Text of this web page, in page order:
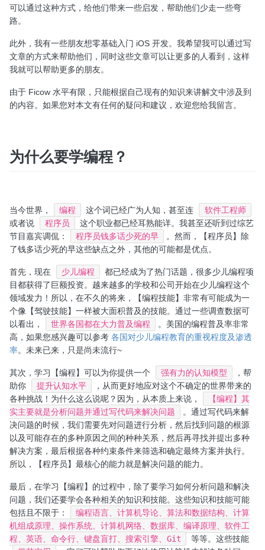
可以通过这种方式，给他们带来一些启发，帮助他们少走一些弯
路。
此外，我有一些朋友想零基础入门 iOS 开发。我希望我可以通过写
文章的方式来帮助他们，同时这些文章可以让更多的人看到，这样
我就可以帮助更多的朋友。
由于 Ficow 水平有限，只能根据自己现有的知识来讲解文中涉及到
的内容。如果您对本文有任何的疑问和建议，欢迎您给我留言。
为什么要学编程？
当今世界， 编程 这个词已经广为人知，甚至连
软件工程师
或者说
程序员
这个职业都已经耳熟能详。我甚至还听到过综艺
节目嘉宾调侃：
程序员钱多话少死的早
。然而，【程序员】除
了钱多话少死的早这些缺点之外，其他的可能都是优点。
首先，现在 少儿编程
都已经成为了热门话题，很多少儿编程项
目都获得了巨额投资。越来越多的学校和公司开始在少儿编程这个
领域发力！所以，在不久的将来，【编程技能】非常有可能成为一
个像【驾驶技能】一样被大面积普及的技能。通过一些调查数据可
以看出，
世界各国都在大力普及编程
。美国的编程普及率非常
高，如果您感兴趣可以参考 各国对少儿编程教育的重视程度及渗透
率。未来已来，只是尚未流行~
其次，学习【编程】可以为你提供一个 强有力的认知模型
，帮
助你
提升认知水平
，从而更好地应对这个不确定的世界带来的
各种挑战！为什么这么说呢？因为，从本质上来说，
【编程】其
实主要就是分析问题并通过写代码来解决问题
。通过写代码来解
决问题的时候，我们需要先对问题进行分析，然后找到问题的根源
以及可能存在的多种原因之间的种种关系，然后再寻找并提出多种
解决方案，最后根据各种约束条件来筛选和确定最终方案并执行。
所以，【程序员】最核心的能力就是解决问题的能力。
最后，在学习【编程】的过程中，除了要学习如何分析问题和解决
问题，我们还要学会各种相关的知识和技能。这些知识和技能可能
包括且不限于：
编程语言、计算机导论、算法和数据结构、计算
机组成原理、操作系统、计算机网络、数据库、编译原理、软件工
程、英语、命令行、键盘盲打、搜索引擎、Git
等等。这些技能